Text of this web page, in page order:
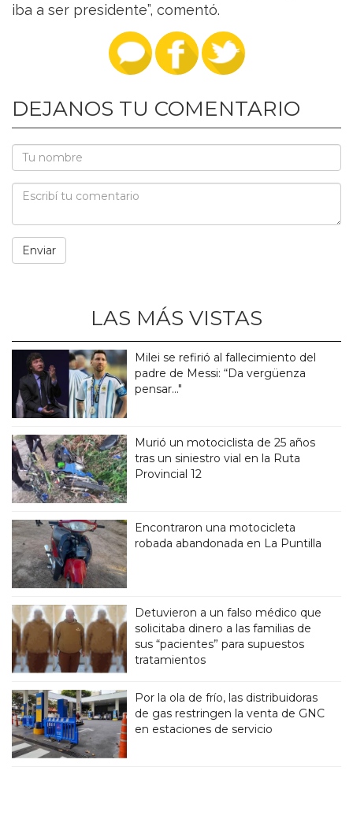
iba a ser presidente”, comentó.
DEJANOS TU COMENTARIO
LAS MÁS VISTAS
Milei se refirió al fallecimiento del
padre de Messi: “Da vergüenza
pensar..."
Murió un motociclista de 25 años
tras un siniestro vial en la Ruta
Provincial 12
Encontraron una motocicleta
robada abandonada en La Puntilla
Detuvieron a un falso médico que
solicitaba dinero a las familias de
sus “pacientes” para supuestos
tratamientos
Por la ola de frío, las distribuidoras
de gas restringen la venta de GNC
en estaciones de servicio